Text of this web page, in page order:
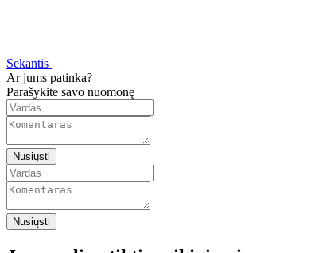
Sekantis
Ar jums patinka?
Parašykite savo nuomonę
Nusiųsti
Nusiųsti